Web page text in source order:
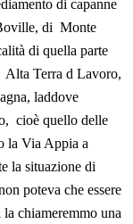
di capanne
di Monte
di quella parte
Alta Terra d Lavoro,
laddove
cioè quello delle
la Via Appia a
la situazione di
poteva che essere
chiameremmo una